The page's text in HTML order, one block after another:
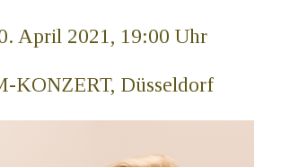
April 2021, 19:00 Uhr
KONZERT, Düsseldorf